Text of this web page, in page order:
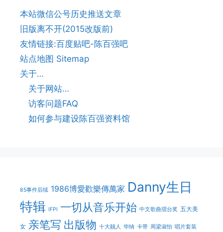
本站微信公号历史推送文章
旧版离不开(2015改版前)
友情链接:百度贴吧-陈百强吧
站点地图 Sitemap
关于…
关于网站…
访客问题FAQ
如何参与建设陈百强资料馆
85事件后续 1986博愛歡樂傳萬家 Danny生日
特辑 IFPI 一切从音乐开始 中文歌曲擂台奖 五大美
女 亲笔写 出版物 十大靓人 华纳 卡带 周梁淑怡 唱片套装